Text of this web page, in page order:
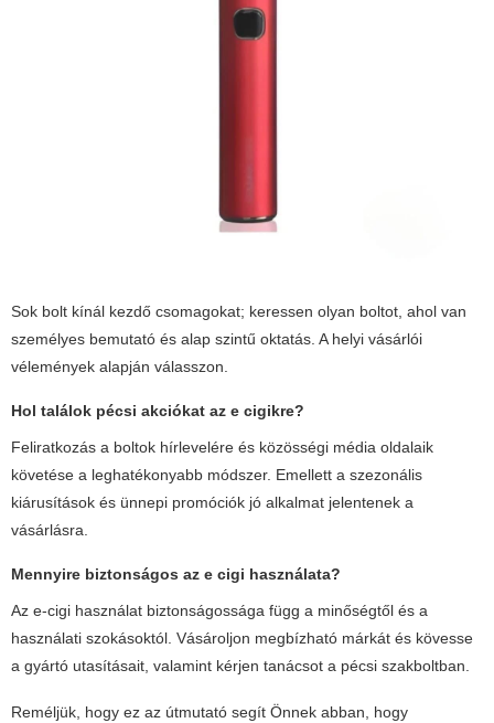
Sok bolt kínál kezdő csomagokat; keressen olyan boltot, ahol van
személyes bemutató és alap szintű oktatás. A helyi vásárlói
vélemények alapján válasszon.
Hol találok pécsi akciókat az e cigikre?
Feliratkozás a boltok hírlevelére és közösségi média oldalaik
követése a leghatékonyabb módszer. Emellett a szezonális
kiárusítások és ünnepi promóciók jó alkalmat jelentenek a
vásárlásra.
Mennyire biztonságos az e cigi használata?
Az e-cigi használat biztonságossága függ a minőségtől és a
használati szokásoktól. Vásároljon megbízható márkát és kövesse
a gyártó utasításait, valamint kérjen tanácsot a pécsi szakboltban.
Reméljük, hogy ez az útmutató segít Önnek abban, hogy